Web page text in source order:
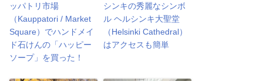
ッパトリ市場
（Kauppatori / Market
Square）でハンドメイ
ド石けんの「ハッピー
ソープ」を買った！
シンキの秀麗なシンボ
ル ヘルシンキ大聖堂
（Helsinki Cathedral）
はアクセスも簡単